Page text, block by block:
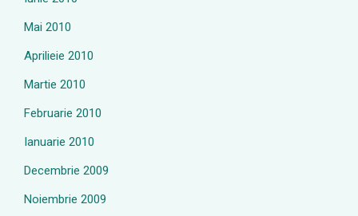
Mai 2010
Aprilieie 2010
Martie 2010
Februarie 2010
Ianuarie 2010
Decembrie 2009
Noiembrie 2009